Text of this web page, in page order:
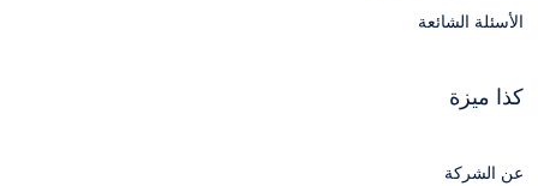
الأسئلة الشائعة
كذا ميزة
عن الشركة